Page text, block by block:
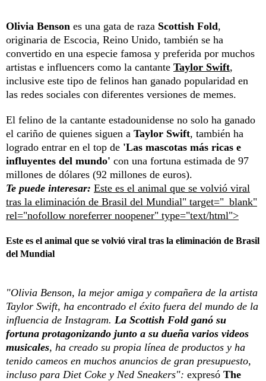
Olivia Benson es una gata de raza Scottish Fold,
originaria de Escocia, Reino Unido, también se ha
convertido en una especie famosa y preferida por muchos
artistas e influencers como la cantante Taylor Swift,
inclusive este tipo de felinos han ganado popularidad en
las redes sociales con diferentes versiones de memes.
El felino de la cantante estadounidense no solo ha ganado
el cariño de quienes siguen a Taylor Swift, también ha
logrado entrar en el top de 'Las mascotas más ricas e
influyentes del mundo' con una fortuna estimada de 97
millones de dólares (92 millones de euros).
Te puede interesar: Este es el animal que se volvió viral
tras la eliminación de Brasil del Mundial" target="_blank"
rel="nofollow noreferrer noopener" type="text/html">
Este es el animal que se volvió viral tras la eliminación de Brasil
del Mundial
"Olivia Benson, la mejor amiga y compañera de la artista
Taylor Swift, ha encontrado el éxito fuera del mundo de la
influencia de Instagram. La Scottish Fold ganó su
fortuna protagonizando junto a su dueña varios videos
musicales, ha creado su propia línea de productos y ha
tenido cameos en muchos anuncios de gran presupuesto,
incluso para Diet Coke y Ned Sneakers": expresó The